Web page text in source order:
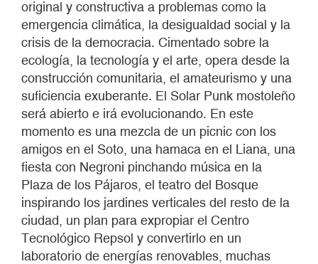
original y constructiva a problemas como la
emergencia climática, la desigualdad social y la
crisis de la democracia. Cimentado sobre la
ecología, la tecnología y el arte, opera desde la
construcción comunitaria, el amateurismo y una
suficiencia exuberante. El Solar Punk mostoleño
será abierto e irá evolucionando. En este
momento es una mezcla de un picnic con los
amigos en el Soto, una hamaca en el Liana, una
fiesta con Negroni pinchando música en la
Plaza de los Pájaros, el teatro del Bosque
inspirando los jardines verticales del resto de la
ciudad, un plan para expropiar el Centro
Tecnológico Repsol y convertirlo en un
laboratorio de energías renovables, muchas